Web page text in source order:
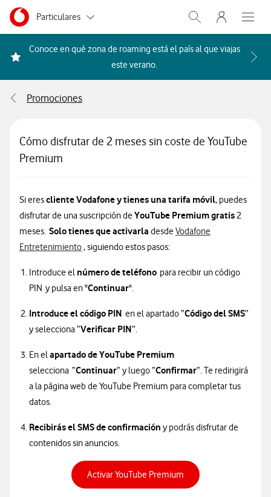
Ir a la pagina principal de vodafone.es
Menu navegación Segmento
Particulares
Autónomos
Grandes empresas
Abrir buscador.
Menu
Abre
Conoce en qué zona de roaming está el país al que viajas
este verano. Acceder a la FAQ Qué
Promociones
Cómo disfrutar de 2 meses sin coste de YouTube
Premium
Si erescliente Vodafone y tienes una tarifa móvil, puedes
disfrutar de una suscripción deYouTube Premium gratis 2
meses. Solo tienes que activarla desdeVodafone
EntretenimientoInformación sobre cómo activar promoción
, siguiendo estos pasos:
Introduce el número de teléfono para recibir un código
PIN y pulsa en "Continuar".
Introduce el código PIN en el apartado “Código del SMS”
y selecciona “Verificar PIN”.
En elapartado de YouTube Premium
selecciona “Continuar” y luego “Confirmar”. Te redirigirá
a la página web de YouTube Premium para completar tus
datos.
Recibirás el SMS de confirmación y podrás disfrutar de
contenidos sin anuncios.
Activar YouTube Premium